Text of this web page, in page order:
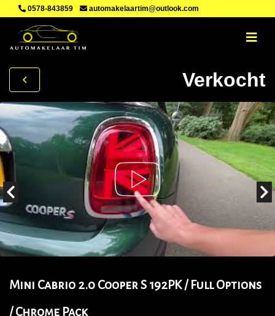
0578-843859 automakelaartim@outlook.com
Verkocht
Mini Cabrio 2.0 Cooper S 192PK / Full Options
/ Chrome Pack